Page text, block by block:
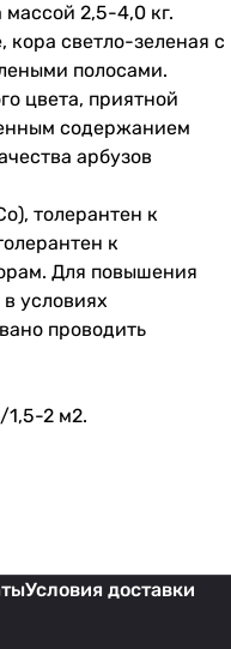
массой 2,5-4,0 кг.
светло-зеленая с
полосами.
цвета, приятной
содержанием
арбузов
толерантен к
к
Для повышения
условиях
проводить
1,5-2 м2.
Условия доставки